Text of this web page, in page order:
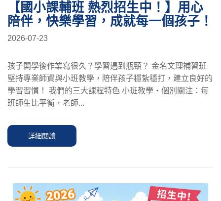
【國小課輔班 熱烈招生中！】用心
陪伴，快樂學習，成就每一個孩子！
2026-07-23
孩子開學後作業寫很久？學習遇到瓶頸？ 金名文理補習班
堅持專業師資與小班教學，陪伴孩子穩紮穩打，建立良好的
學習習慣！ 我們的三大課程特色 小班教學・個別關注：每
班師生比平衡，老師...
詳細閱讀